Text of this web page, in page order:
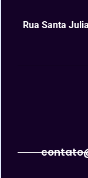
Rua Santa